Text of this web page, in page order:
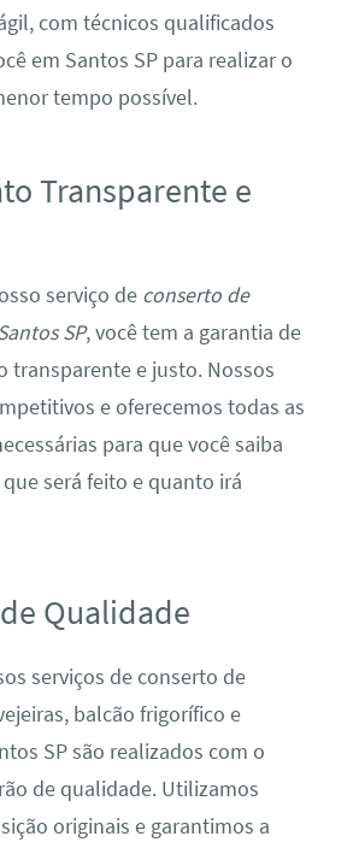
com técnicos qualificados
em Santos SP para realizar o
tempo possível.
Transparente e
serviço de conserto de
SP, você tem a garantia de
transparente e justo. Nossos
e oferecemos todas as
para que você saiba
será feito e quanto irá
Qualidade
serviços de conserto de
balcão frigorífico e
SP são realizados com o
de qualidade. Utilizamos
originais e garantimos a